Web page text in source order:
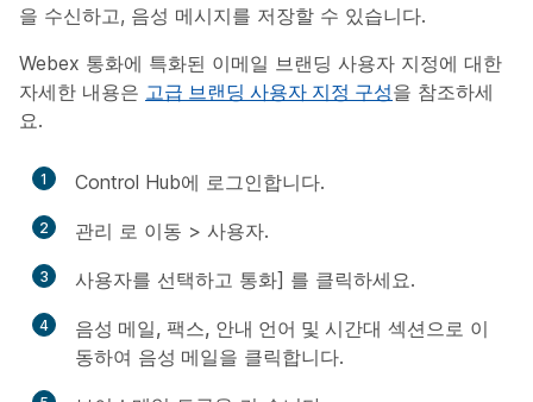
을 수신하고, 음성 메시지를 저장할 수 있습니다.
Webex 통화에 특화된 이메일 브랜딩 사용자 지정에 대한
자세한 내용은 고급 브랜딩 사용자 지정 구성을 참조하세
요.
1 Control Hub에 로그인합니다.
2 관리 로 이동 > 사용자.
3 사용자를 선택하고 통화] 를 클릭하세요.
4 음성 메일, 팩스, 안내 언어 및 시간대 섹션으로 이
동하여 음성 메일을 클릭합니다.